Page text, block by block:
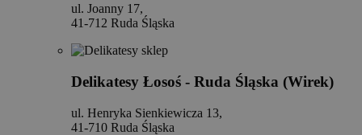
ul. Joanny 17,
41-712 Ruda Śląska
Delikatesy Łosoś - Ruda Śląska (Wirek)
ul. Henryka Sienkiewicza 13,
41-710 Ruda Śląska